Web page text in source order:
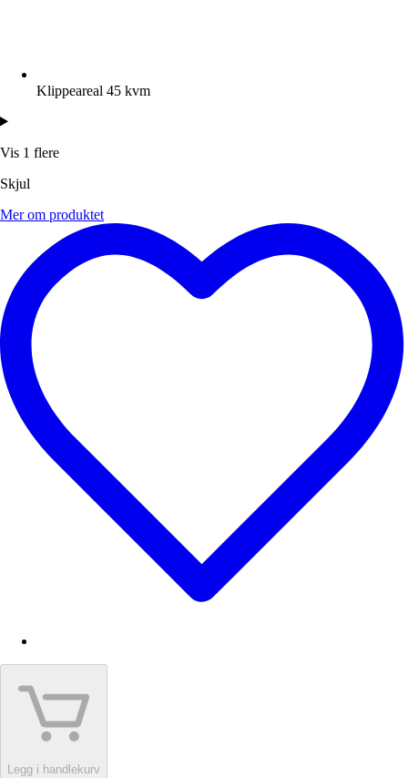
Klippeareal 45 kvm
Vis 1 flere
Skjul
Mer om produktet
Legg i handlekurv